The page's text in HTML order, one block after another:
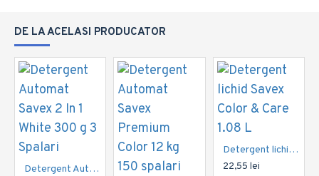
DE LA ACELASI PRODUCATOR
Detergent Automat Savex 2 In 1 White 300 g 3 Spalari
Detergent lichid Savex Color & Care 1.08 L
22,55 lei